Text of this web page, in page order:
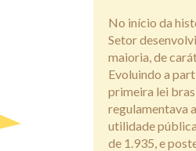
No início da
Setor
maioria, de
Evoluindo a
primeira lei
regulamentava
utilidade
de 1.935, e